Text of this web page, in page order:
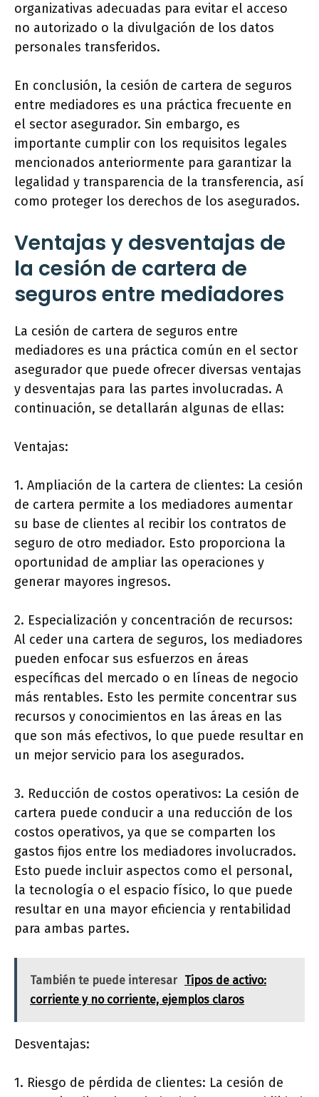
organizativas adecuadas para evitar el acceso
no autorizado o la divulgación de los datos
personales transferidos.
En conclusión, la cesión de cartera de seguros
entre mediadores es una práctica frecuente en
el sector asegurador. Sin embargo, es
importante cumplir con los requisitos legales
mencionados anteriormente para garantizar la
legalidad y transparencia de la transferencia, así
como proteger los derechos de los asegurados.
Ventajas y desventajas de
la cesión de cartera de
seguros entre mediadores
La cesión de cartera de seguros entre
mediadores es una práctica común en el sector
asegurador que puede ofrecer diversas ventajas
y desventajas para las partes involucradas. A
continuación, se detallarán algunas de ellas:
Ventajas:
1. Ampliación de la cartera de clientes: La cesión
de cartera permite a los mediadores aumentar
su base de clientes al recibir los contratos de
seguro de otro mediador. Esto proporciona la
oportunidad de ampliar las operaciones y
generar mayores ingresos.
2. Especialización y concentración de recursos:
Al ceder una cartera de seguros, los mediadores
pueden enfocar sus esfuerzos en áreas
específicas del mercado o en líneas de negocio
más rentables. Esto les permite concentrar sus
recursos y conocimientos en las áreas en las
que son más efectivos, lo que puede resultar en
un mejor servicio para los asegurados.
3. Reducción de costos operativos: La cesión de
cartera puede conducir a una reducción de los
costos operativos, ya que se comparten los
gastos fijos entre los mediadores involucrados.
Esto puede incluir aspectos como el personal,
la tecnología o el espacio físico, lo que puede
resultar en una mayor eficiencia y rentabilidad
para ambas partes.
También te puede interesar Tipos de activo:
corriente y no corriente, ejemplos claros
Desventajas:
1. Riesgo de pérdida de clientes: La cesión de